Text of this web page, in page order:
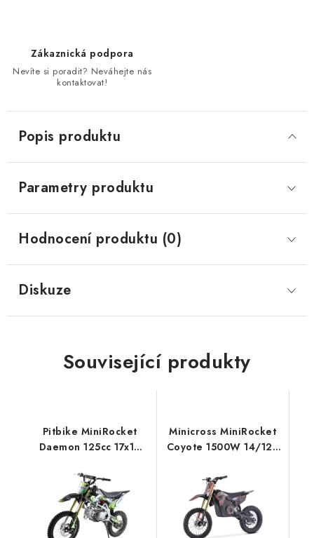
Zákaznická podpora
Nevíte si poradit? Neváhejte nás
kontaktovat!
Popis produktu
Parametry produktu
Hodnocení produktu (0)
Diskuze
Související produkty
Pitbike MiniRocket
Daemon 125cc 17x14
Minicross MiniRocket
Coyote 1500W 14/12 -